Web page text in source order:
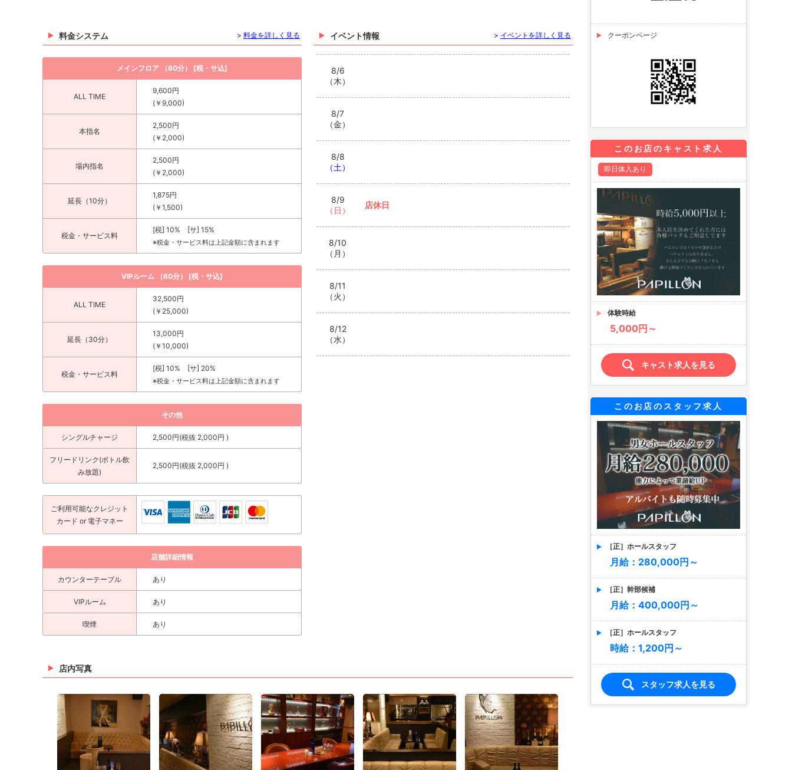
イベント情報 > イベントを詳しく見る
8/6
（木）
8/7
（金）
8/8
（土）
8/9
（日）
店休日
8/10
（月）
8/11
（火）
8/12
（水）
料金システム > 料金を詳しく見る
メインフロア （60分） [税・サ込]
ALL TIME
9,600円
(￥9,000)
本指名
2,500円
(￥2,000)
場内指名
2,500円
(￥2,000)
延長（10分）
1,875円
(￥1,500)
税金・サービス料
[税] 10% [サ] 15%
※税金・サービス料は上記金額に含まれます
VIPルーム （60分） [税・サ込]
ALL TIME
32,500円
(￥25,000)
延長（30分）
13,000円
(￥10,000)
税金・サービス料
[税] 10% [サ] 20%
※税金・サービス料は上記金額に含まれます
その他
シングルチャージ 2,500円(税抜 2,000円 )
フリードリンク(ボトル飲
み放題)
2,500円(税抜 2,000円 )
ご利用可能なクレジット
カード or 電子マネー
店舗詳細情報
カウンターテーブル あり
VIPルーム あり
喫煙 あり
店内写真
クーポンページ
このお店のキャスト求人
即日体入あり
体験時給
5,000円～
キャスト求人を見る
このお店のスタッフ求人
［正］ホールスタッフ
月給：280,000円～
［正］幹部候補
月給：400,000円～
［正］ホールスタッフ
時給：1,200円～
スタッフ求人を見る